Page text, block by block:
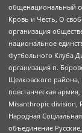
общенациональный
Кровь и Честь, О
организация
национальное
Футбольного Клуба
организация п.
Щелковского
повстанческая
Misanthropic division,
Народная
объединение